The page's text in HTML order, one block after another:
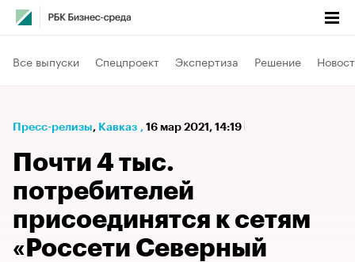
Все выпуски Спецпроект Экспертиза Решение
Пресс-релизы⁠, Кавказ , 16 мар 2021, 14:19
Почти 4 тыс.
потребителей
присоединятся к сетям
«Россети Северный